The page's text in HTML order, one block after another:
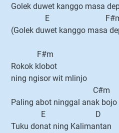
Golek duwet kanggo masa
E
(Golek duwet kanggo masa
F#m
Rokok klobot
ning ngisor wit mlinjo
C#m
Paling abot ninggal anak bojo
E D
Tuku donat ning Kalimantan